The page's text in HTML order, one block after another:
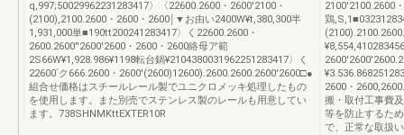
q,997;50029962231283417〉〈22600.2600・2600'2100・
(2100),2100.2600・2600・2600￨▼お由い2400W¥t,380,300半
1,931,000単■190tt200241283417〉く22600.2600・
2600.2600''2600'2600・2600・2600絡母ア範
2S66W¥1,928.986¥1198転台鍋¥2104380031962251283417〉く
22600`ク666.2600・2600'(2600)12600).2600.2600.2600'2600□●
組合せ価格はスチールレール製でユニクロメッキ処理したもの
を使用します。また別売でステンレス製のレールも用意してい
ます。738SHNMKttEXTER10R
2100'2100.2600
鶏
2600・
搬・取付工事費
等を防止するた
で、正常な取扱